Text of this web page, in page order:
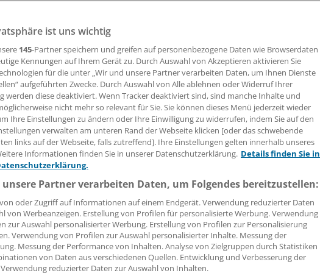
macht zwar bei chronischem Rückenschmerz Sinn - in der
man aber zuerst auf Medikamente setzen. Zu diesem Ergebnis
Studie.
Grzegorek
05:01 Uhr
1
ist uns wichtig
145-Partner speichern und greifen auf personenbezogene Daten wie Browserdaten
Kennungen auf Ihrem Gerät zu. Durch Auswahl von Akzeptieren aktivieren Sie
für die unter „Wir und unsere Partner verarbeiten Daten, um Ihnen Dienste
aufgeführten Zwecke. Durch Auswahl von Alle ablehnen oder Widerruf Ihrer
werden diese deaktiviert. Wenn Tracker deaktiviert sind, sind manche Inhalte und
nicht mehr so relevant für Sie. Sie können dieses Menü jederzeit wieder
Ihre Einstellungen zu ändern oder Ihre Einwilligung zu widerrufen, indem Sie auf den
verwalten am unteren Rand der Webseite klicken [oder das schwebende
links auf der Webseite, falls zutreffend]. Ihre Einstellungen gelten innerhalb unseres
Informationen finden Sie in unserer Datenschutzerklärung. Details finden Sie in
Partner verarbeiten Daten, um Folgendes bereitzustellen:
oder Zugriff auf Informationen auf einem Endgerät. Verwendung reduzierter Daten
von Werbeanzeigen. Erstellung von Profilen für personalisierte Werbung. Verwendung
zur Auswahl personalisierter Werbung. Erstellung von Profilen zur Personalisierung
Verwendung von Profilen zur Auswahl personalisierter Inhalte. Messung der
Messung der Performance von Inhalten. Analyse von Zielgruppen durch Statistiken
von Daten aus verschiedenen Quellen. Entwicklung und Verbesserung der
reduzierter Daten zur Auswahl von Inhalten.